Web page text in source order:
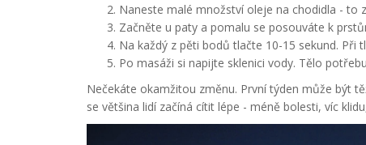
Naneste malé množství oleje na chodidla - to
Začněte u paty a pomalu se posouváte k
Na každý z pěti bodů tlačte 10-15 sekund. Při
Po masáži si napijte sklenici vody. Tělo
Nečekáte okamžitou změnu. První týden může být
se většina lidí začíná cítit lépe - méně bolesti, víc